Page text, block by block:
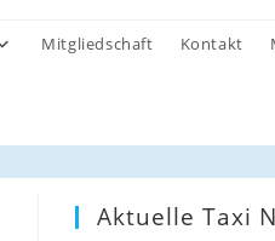
Mitgliedschaft Kontakt
Aktuelle Taxi